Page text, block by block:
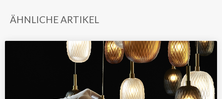
ÄHNLICHE ARTIKEL